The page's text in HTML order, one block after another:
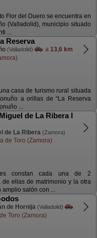
Flor del Duero se encuentra en
(Valladolid), municipio situado
...
Reserva
(Valladolid) a 13,6 km
casa de turismo rural situada
a orillas de “La Reserva
...
de La Ribera I
de La Ribera (Zamora)
de Toro (Zamora)
constan cada una de 2
de ellas de matrimonio y la otra
amplio salón con ...
de Hornija (Valladolid)
Toro (Zamora)